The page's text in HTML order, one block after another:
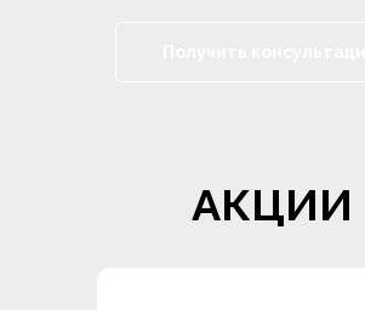
АКЦИИ